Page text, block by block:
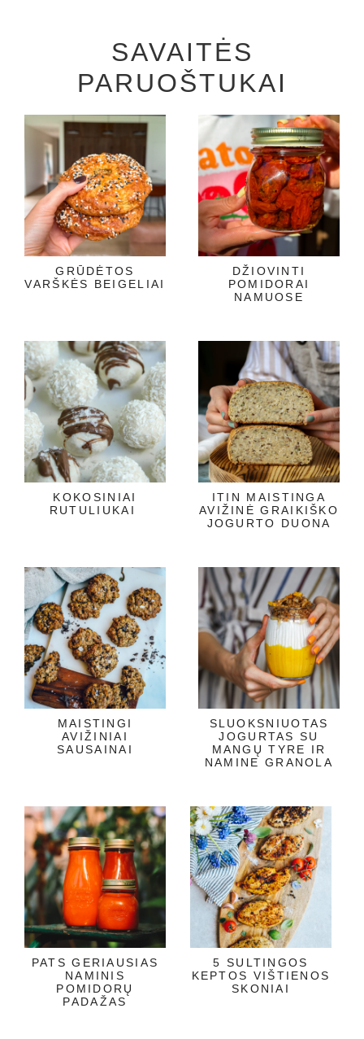
SAVAITĖS
PARUOŠTUKAI
GRŪDĖTOS
VARŠKĖS BEIGELIAI
DŽIOVINTI
POMIDORAI
NAMUOSE
KOKOSINIAI
RUTULIUKAI
ITIN MAISTINGA
AVIŽINĖ GRAIKIŠKO
JOGURTO DUONA
MAISTINGI
AVIŽINIAI
SAUSAINAI
SLUOKSNIUOTAS
JOGURTAS SU
MANGŲ TYRE IR
NAMINE GRANOLA
PATS GERIAUSIAS
NAMINIS
POMIDORŲ
PADAŽAS
5 SULTINGOS
KEPTOS VIŠTIENOS
SKONIAI